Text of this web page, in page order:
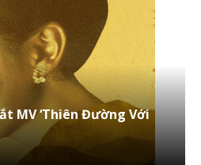
MV ‘Thiên Đường Với